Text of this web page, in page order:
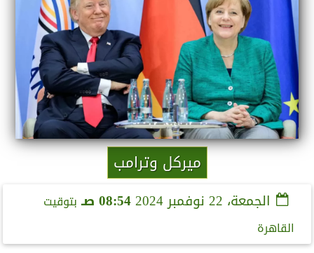
ميركل وترامب
الجمعة، 22 نوفمبر 2024 08:54 صـ
بتوقيت
القاهرة